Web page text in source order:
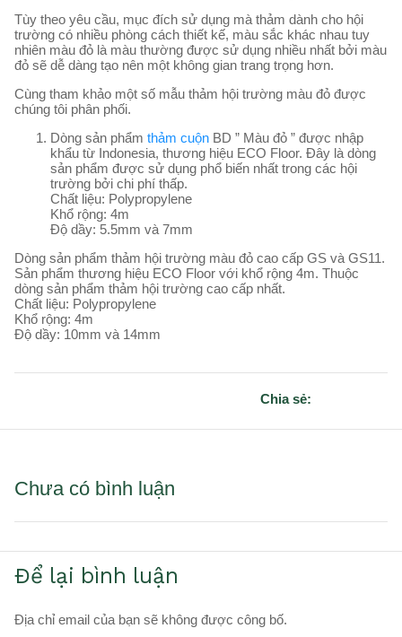
Tùy theo yêu cầu, mục đích sử dụng mà thảm dành cho hội
trường có nhiều phòng cách thiết kế, màu sắc khác nhau tuy
nhiên màu đỏ là màu thường được sử dụng nhiều nhất bởi màu
đỏ sẽ dễ dàng tạo nên một không gian trang trọng hơn.
Cùng tham khảo một số mẫu thảm hội trường màu đỏ được
chúng tôi phân phối.
Dòng sản phẩm thảm cuộn BD ” Màu đỏ ” được nhập
khẩu từ Indonesia, thương hiệu ECO Floor. Đây là dòng
sản phẩm được sử dụng phổ biến nhất trong các hội
trường bởi chi phí thấp.
Chất liệu: Polypropylene
Khổ rộng: 4m
Độ dầy: 5.5mm và 7mm
Dòng sản phẩm thảm hội trường màu đỏ cao cấp GS và GS11.
Sản phẩm thương hiệu ECO Floor với khổ rộng 4m. Thuộc
dòng sản phẩm thảm hội trường cao cấp nhất.
Chất liệu: Polypropylene
Khổ rộng: 4m
Độ dầy: 10mm và 14mm
Chia sẻ:
Để lại bình luận
Địa chỉ email của bạn sẽ không được công bố.
Chưa có bình luận